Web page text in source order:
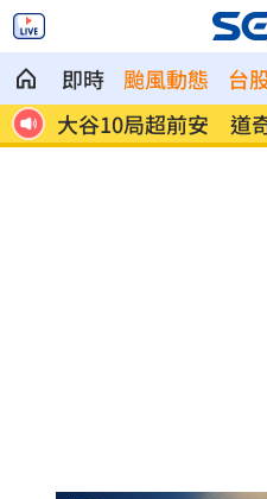
即時 颱風動態 台
家
大谷10局超前安 道
敗